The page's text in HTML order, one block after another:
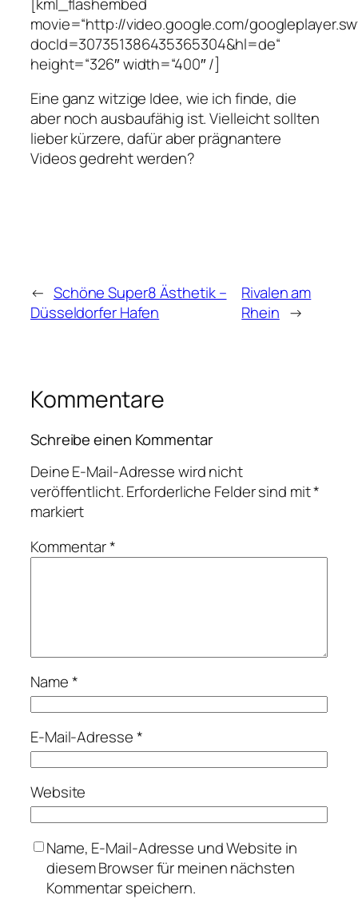
movie=“http://video.google.com/
docId=307351386435365304&hl=de“
height=“326″ width=“400″ /]
Eine ganz witzige Idee, wie ich finde, die
aber noch ausbaufähig ist. Vielleicht sollten
lieber kürzere, dafür aber prägnantere
Videos gedreht werden?
← Schöne Super8 Ästhetik –
Düsseldorfer Hafen
Rivalen am
Rhein →
Kommentare
Schreibe einen Kommentar
Deine E-Mail-Adresse wird nicht
veröffentlicht.Erforderliche Felder sind mit*
markiert
Kommentar*
Name*
E-Mail-Adresse*
Website
Name, E-Mail-Adresse und Website in
diesem Browser für meinen nächsten
Kommentar speichern.